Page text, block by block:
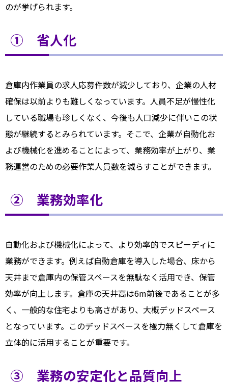
のが挙げられます。
① 省人化
倉庫内作業員の求人応募件数が減少しており、企業の人材
確保は以前よりも難しくなっています。人員不足が慢性化
している職場も珍しくなく、今後も人口減少に伴いこの状
態が継続するとみられています。そこで、企業が自動化お
よび機械化を進めることによって、業務効率が上がり、業
務運営のための必要作業人員数を減らすことができます。
② 業務効率化
自動化および機械化によって、より効率的でスピーディに
業務ができます。例えば自動倉庫を導入した場合、床から
天井まで倉庫内の保管スペースを無駄なく活用でき、保管
効率が向上します。倉庫の天井高は6m前後であることが多
く、一般的な住宅よりも高さがあり、大概デッドスペース
となっています。このデッドスペースを極力無くして倉庫を
立体的に活用することが重要です。
③ 業務の安定化と品質向上